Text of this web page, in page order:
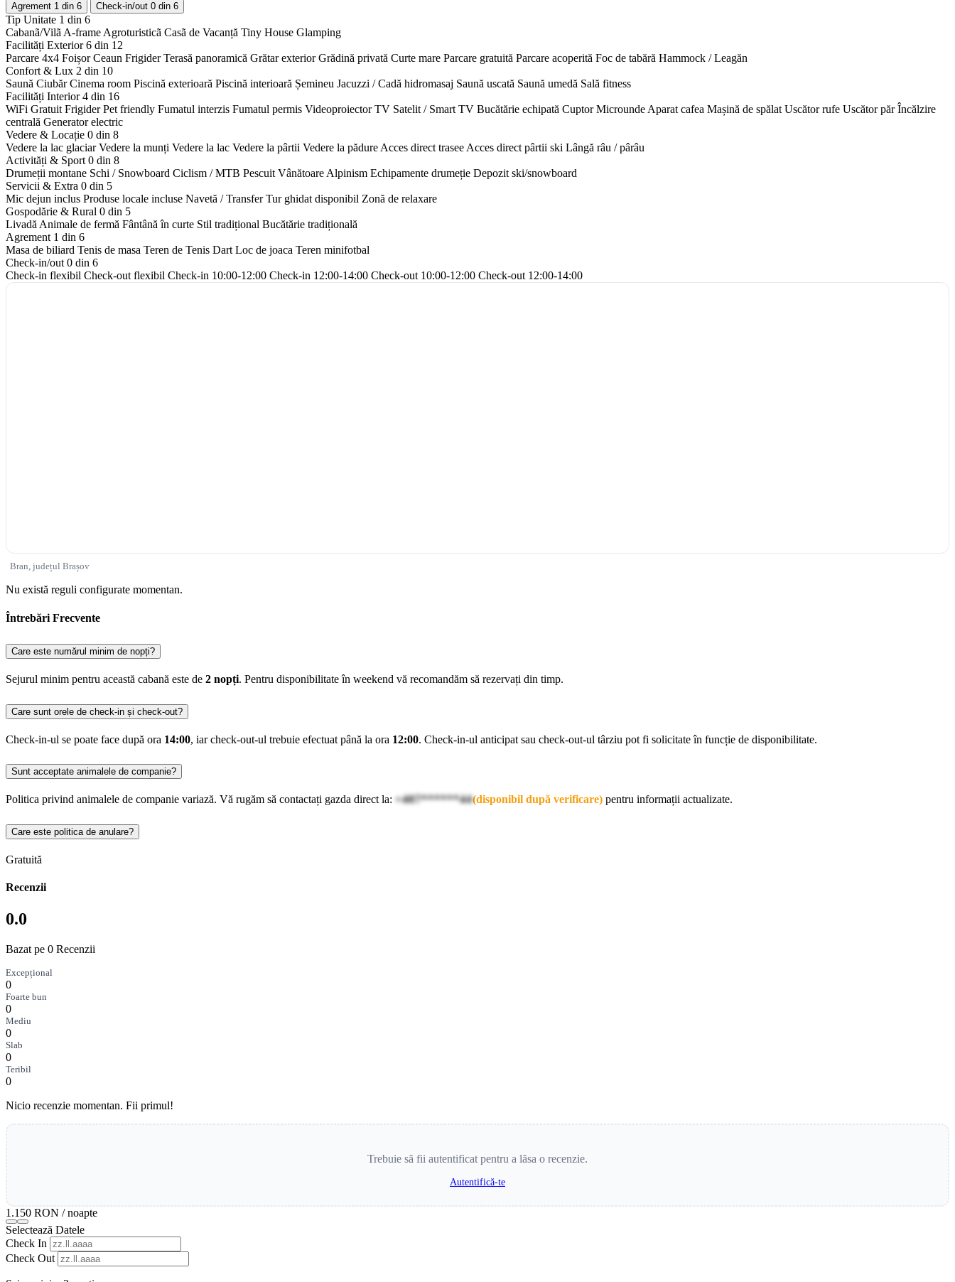
Agrement 1 din 6 Check-in/out 0 din 6
Tip Unitate 1 din 6
Cabanã/Vilã A-frame Agroturisticã Casã de Vacanță Tiny House Glamping
Facilități Exterior6 din 12
Parcare 4x4 Foișor Ceaun Frigider Terasă panoramică Grătar exterior Grădină privată Curte mare Parcare gratuită Parcare acoperită Foc de tabără Hammock / Leagăn
Confort & Lux 2 din 10
Saună Ciubăr Cinema room Piscină exterioară Piscină interioară Șemineu Jacuzzi / Cadă hidromasaj Saună uscată Saună umedă Sală fitness
Facilități Interior4 din 16
WiFi Gratuit Frigider Pet friendly Fumatul interzis Fumatul permis Videoproiector TV Satelit / Smart TV Bucătărie echipată Cuptor Microunde Aparat cafea Mașină de spălat Uscător rufe Uscător păr Încălzire
centrală Generator electric
Vedere & Locație 0 din 8
Vedere la lac glaciar Vedere la munți Vedere la lac Vedere la pârtii Vedere la pădure Acces direct trasee Acces direct pârtii ski Lângă râu / pârâu
Activități & Sport 0 din 8
Drumeții montane Schi / Snowboard Ciclism / MTB Pescuit Vânătoare Alpinism Echipamente drumeție Depozit ski/snowboard
Servicii & Extra 0 din 5
Mic dejun inclus Produse locale incluse Navetă / Transfer Tur ghidat disponibil Zonă de relaxare
Gospodărie & Rural 0 din 5
Livadă Animale de fermă Fântână în curte Stil tradițional Bucătărie tradițională
Agrement 1 din 6
Masa de biliard Tenis de masa Teren de Tenis Dart Loc de joaca Teren minifotbal
Check-in/out 0 din 6
Check-in flexibil Check-out flexibil Check-in 10:00-12:00 Check-in 12:00-14:00 Check-out 10:00-12:00 Check-out 12:00-14:00
Bran, județul Brașov
Nu există reguli configurate momentan.
Întrebări Frecvente
Care este numărul minim de nopți?
Sejurul minim pentru această cabană este de 2 nopți. Pentru disponibilitate în weekend vă recomandăm să rezervați din timp.
Care sunt orele de check-in și check-out?
Check-in-ul se poate face după ora 14:00, iar check-out-ul trebuie efectuat până la ora 12:00. Check-in-ul anticipat sau check-out-ul târziu pot fi solicitate în funcție de disponibilitate.
Sunt acceptate animalele de companie?
Politica privind animalele de companie variază. Vă rugăm să contactați gazda direct la: +407******44(disponibil după verificare) pentru informații actualizate.
Care este politica de anulare?
Gratuită
Recenzii
0.0
Bazat pe 0 Recenzii
Excepțional
0
Foarte bun
0
Mediu
0
Slab
0
Teribil
0
Nicio recenzie momentan. Fii primul!
Trebuie să fii autentificat pentru a lăsa o recenzie.
Autentifică-te
1.150 RON / noapte
Selectează Datele
Check In
Check Out